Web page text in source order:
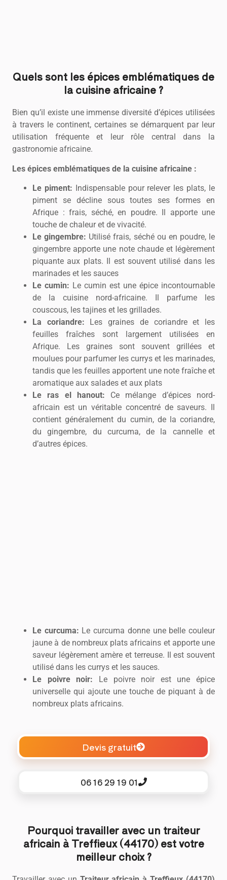
Quels sont les épices emblématiques de
la cuisine africaine ?
Bien qu’il existe une immense diversité d’épices utilisées
à travers le continent, certaines se démarquent par leur
utilisation fréquente et leur rôle central dans la
gastronomie africaine.
Les épices emblématiques de la cuisine africaine :
Le piment: Indispensable pour relever les plats, le
piment se décline sous toutes ses formes en
Afrique : frais, séché, en poudre. Il apporte une
touche de chaleur et de vivacité.
Le gingembre: Utilisé frais, séché ou en poudre, le
gingembre apporte une note chaude et légèrement
piquante aux plats. Il est souvent utilisé dans les
marinades et les sauces
Le cumin: Le cumin est une épice incontournable
de la cuisine nord-africaine. Il parfume les
couscous, les tajines et les grillades.
La coriandre: Les graines de coriandre et les
feuilles fraîches sont largement utilisées en
Afrique. Les graines sont souvent grillées et
moulues pour parfumer les currys et les marinades,
tandis que les feuilles apportent une note fraîche et
aromatique aux salades et aux plats
Le ras el hanout: Ce mélange d’épices nord-
africain est un véritable concentré de saveurs. Il
contient généralement du cumin, de la coriandre,
du gingembre, du curcuma, de la cannelle et
d’autres épices.
Le curcuma: Le curcuma donne une belle couleur
jaune à de nombreux plats africains et apporte une
saveur légèrement amère et terreuse. Il est souvent
utilisé dans les currys et les sauces.
Le poivre noir: Le poivre noir est une épice
universelle qui ajoute une touche de piquant à de
nombreux plats africains.
Devis gratuit
06 16 29 19 01
Pourquoi travailler avec un traiteur
africain à Treffieux (44170) est votre
meilleur choix ?